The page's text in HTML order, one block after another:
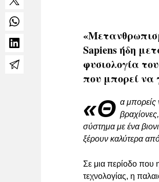
Sapiens ήδη
φυσιολογία
που μπορεί να
«Θ α μπορείς
σύστημα με ένα
ξέρουν καλύτερα
Σε μια περίοδο που
τεχνολογίας, η